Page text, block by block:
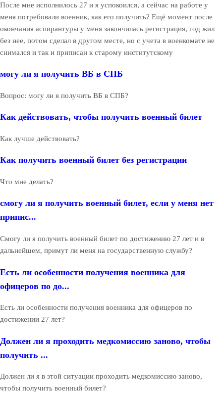
После мне исполнилось 27 и я успокоился, а сейчас на работе у
меня потребовали военник, как его получить? Ещё момент после
окончания аспирантуры у меня закончилась регистрация, год жил
без нее, потом сделал в другом месте, но с учета в военкомате не
снимался и так и приписан к старому институтскому
могу ли я получить ВБ в СПБ
Вопрос: могу ли я получить ВБ в СПБ?
Как действовать, чтобы получить военный билет
Как лучше действовать?
Как получить военный билет без регистрации
Что мне делать?
смогу ли я получить военный билет, если у меня нет
припис...
Смогу ли я получить военный билет по достижению 27 лет и в
дальнейшем, примут ли меня на государственную службу?
Есть ли особенности получения военника для
офицеров по до...
Есть ли особенности получения военника для офицеров по
достижении 27 лет?
Должен ли я проходить медкомиссию заново, чтобы
получить ...
Должен ли я в этой ситуации проходить медкомиссию заново,
чтобы получить военный билет?